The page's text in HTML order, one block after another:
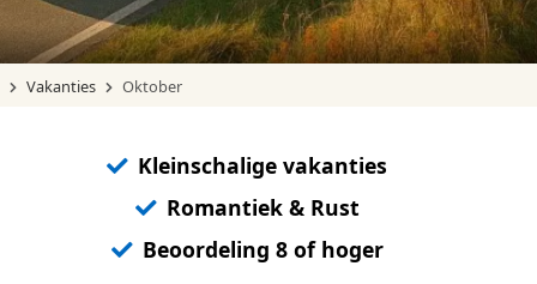
Vakanties Oktober
Kleinschalige vakanties
Romantiek & Rust
Beoordeling 8 of hoger